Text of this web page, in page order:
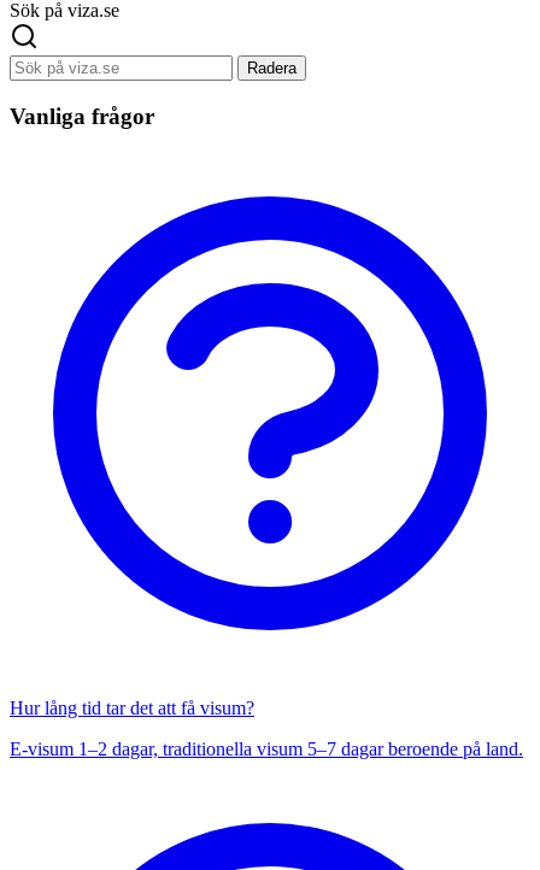
Sök på viza.se
Radera
Vanliga frågor
Hur lång tid tar det att få visum?
E-visum 1–2 dagar, traditionella visum 5–7 dagar beroende på land.